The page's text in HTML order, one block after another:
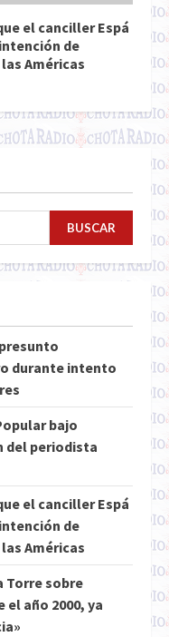
el canciller Espá
de
Américas
BUSCAR
durante intento
bajo
del periodista
el canciller Espá
de
Américas
Torre sobre
el año 2000, ya